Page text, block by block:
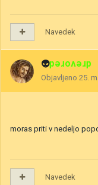
Navedek
👽drevored
Objavljeno 25.
moras priti v nedeljo
Navedek